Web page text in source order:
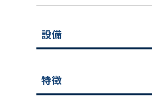
設備
特徴